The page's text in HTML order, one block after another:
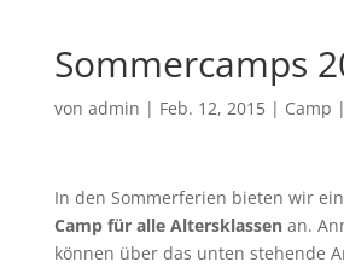
Sommercamps
von admin | Feb. 12, 2015| Camp |
In den Sommerferien bieten wir ein
Camp für alle Altersklassenan.
können über das unten stehende